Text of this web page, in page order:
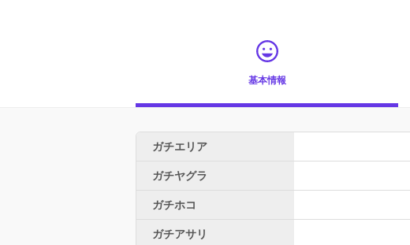
基本情報
ガチエリア
ガチヤグラ
ガチホコ
ガチアサリ